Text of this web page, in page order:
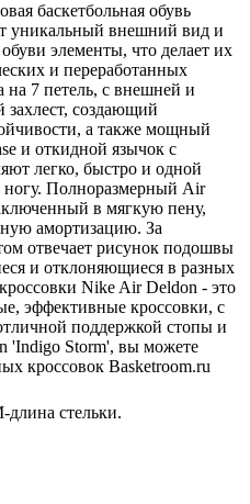
баскетбольная обувь
внешний вид и
элементы, что делает их
и переработанных
на 7 петель, с внешней и
захлест, создающий
а также мощный
и откидной язычок с
легко, быстро и одной
ногу. Полноразмерный Air
в мягкую пену,
амортизацию. За
отвечает рисунок подошвы
и отклоняющиеся в разных
Nike Air Deldon - это
эффективные кроссовки, с
поддержкой стопы и
'Indigo Storm', вы можете
кроссовок Basketroom.ru
стельки.